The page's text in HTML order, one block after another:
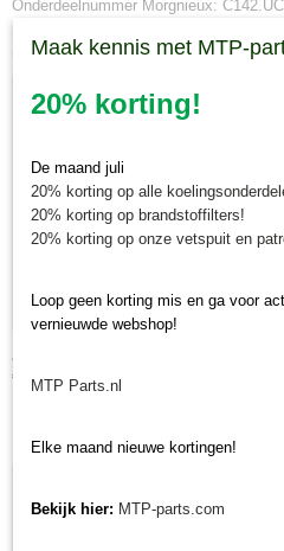
Onderdeelnummer Morgnieux:
Ook interessant
Afstandsbus Y-klepels Morgnieux BMD
€ 6,66
Maak kennis met MTP-
20% korting!
De maand juli
20% korting op alle
20% korting op brandstoffilters!
20% korting op onze vetspuit en
Loop geen korting mis en ga voor
vernieuwde webshop!
MTP Parts.nl
Elke maand nieuwe kortingen!
Bekijk hier: MTP-parts.com